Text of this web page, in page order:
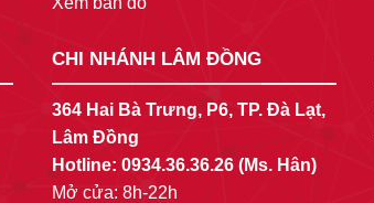
CHI NHÁNH LÂM ĐỒNG
364 Hai Bà Trưng, P6, TP. Đà Lạt,
Lâm Đồng
Hotline: 0934.36.36.26 (Ms. Hân)
Mở cửa: 8h-22h